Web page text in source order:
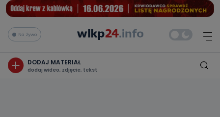
Na żywo
DODAJ MATERIAŁ
dodaj wideo, zdjęcie, tekst